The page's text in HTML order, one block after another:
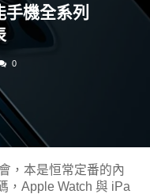
機全系列
0
，本是恒常定番的內
，Apple Watch 與 iPa